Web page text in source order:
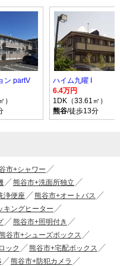
ン partV
ハイム九曜 I
6.4万円
1DK（33.61㎡）
熊谷/徒歩13分
市+シャワー
熊谷市+洗面所独立
浄便座
熊谷市+オートバス
キングヒーター
熊谷市+照明付き
谷市+シューズボックス
ック
熊谷市+宅配ボックス
熊谷市+防犯カメラ